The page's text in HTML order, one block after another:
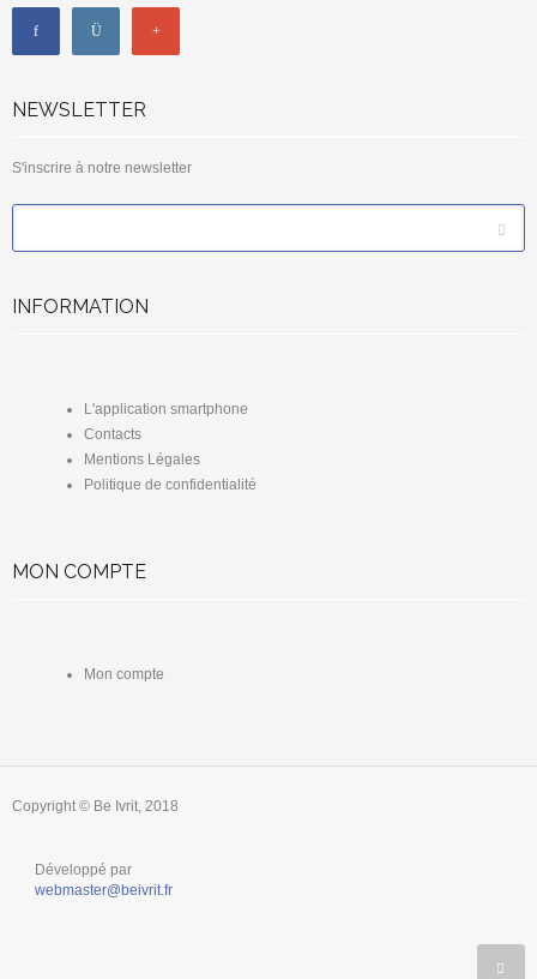
NEWSLETTER
S'inscrire à notre newsletter
INFORMATION
L'application smartphone
Contacts
Mentions Légales
Politique de confidentialité
MON COMPTE
Mon compte
Copyright © Be Ivrit, 2018
Développé par
webmaster@beivrit.fr